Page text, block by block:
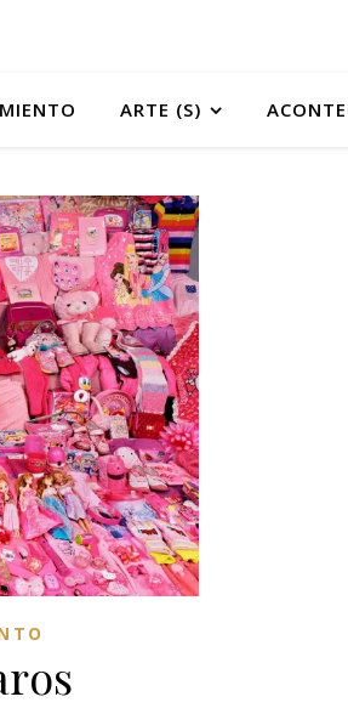
ARTE (S)